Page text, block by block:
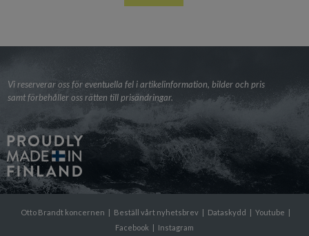
Vi reserverar oss för eventuella fel i artikelinformation, bilder och pris
samt förbehåller oss rätten till prisändringar.
Otto Brandt koncernen Beställ vårt nyhetsbrev Dataskydd Youtube
Facebook
Instagram